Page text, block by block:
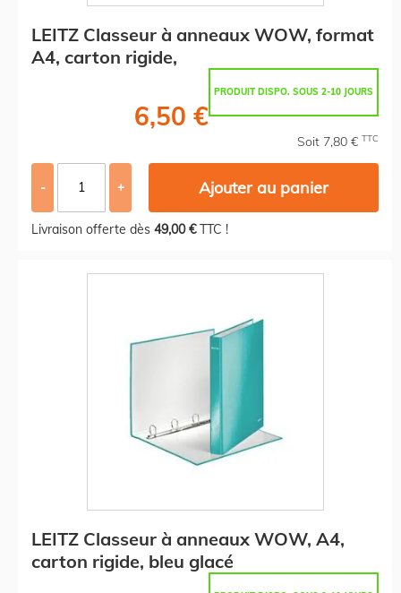
LEITZ Classeur à anneaux WOW, format
A4, carton rigide,
PRODUIT DISPO. SOUS 2-10 JOURS
6,50 €
Soit 7,80 € TTC
- + Ajouter au panier
Livraison offerte dès 49,00 €TTC !
LEITZ Classeur à anneaux WOW, A4,
carton rigide, bleu glacé